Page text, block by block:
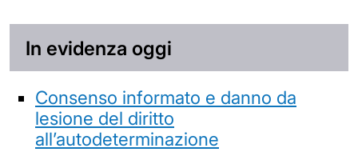
In evidenza oggi
Consenso informato e danno da
lesione del diritto
all’autodeterminazione